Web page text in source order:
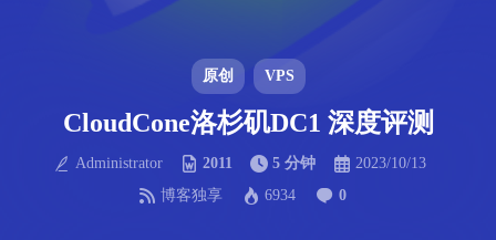
原创 VPS
CloudCone洛杉矶DC1 深度评测
Administrator 2011 5 分钟
2023/10/13
博客独享
6934 0